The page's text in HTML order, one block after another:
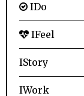
IDo
IFeel
IStory
IWork